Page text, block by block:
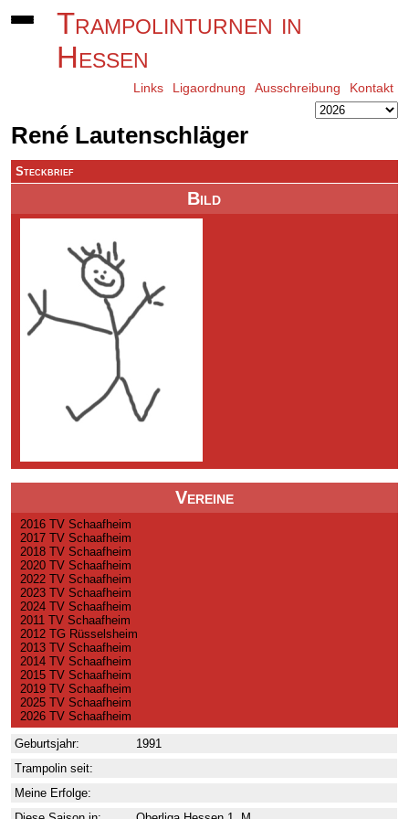
Trampolinturnen in
Hessen
Links Ligaordnung Ausschreibung Kontakt
René Lautenschläger
Bild
Vereine
2016 TV Schaafheim
2017 TV Schaafheim
2018 TV Schaafheim
2020 TV Schaafheim
2022 TV Schaafheim
2023 TV Schaafheim
2024 TV Schaafheim
2011 TV Schaafheim
2012 TG Rüsselsheim
2013 TV Schaafheim
2014 TV Schaafheim
2015 TV Schaafheim
2019 TV Schaafheim
2025 TV Schaafheim
2026 TV Schaafheim
Steckbrief
Geburtsjahr:
1991
Trampolin seit:
Meine Erfolge: